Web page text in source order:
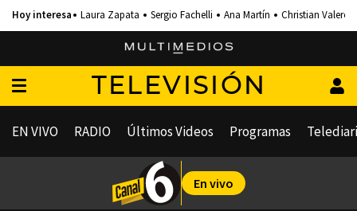
Laura Zapata Sergio Fachelli Ana Martín Christian Valero
TELEVISIÓN
EN VIVO RADIO Últimos Videos Programas
En vivo